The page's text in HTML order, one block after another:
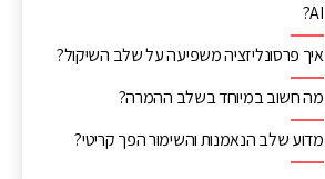
AI?
איך פרסונליזציה משפיעה על שלב השיקול?
מה חשוב במיוחד בשלב ההמרה?
מדוע שלב הנאמנות והשימור הפך קריטי?